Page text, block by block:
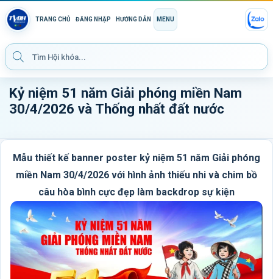
TRANG CHỦ ĐĂNG NHẬP HƯỚNG DẪN MENU
Kỷ niệm 51 năm Giải phóng miền Nam
30/4/2026 và Thống nhất đất nước
Mẫu thiết kế banner poster kỷ niệm 51 năm Giải phóng
miền Nam 30/4/2026 với hình ảnh thiếu nhi và chim bồ
câu hòa bình cực đẹp làm backdrop sự kiện